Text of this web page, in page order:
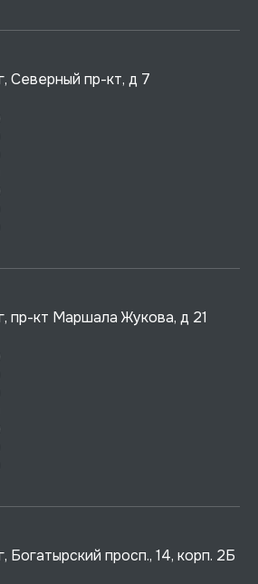
Северный пр-кт, д 7
пр-кт Маршала Жукова, д 21
Богатырский просп., 14, корп. 2Б